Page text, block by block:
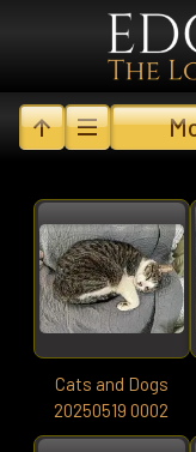
Cats and Dogs
20250519 0002